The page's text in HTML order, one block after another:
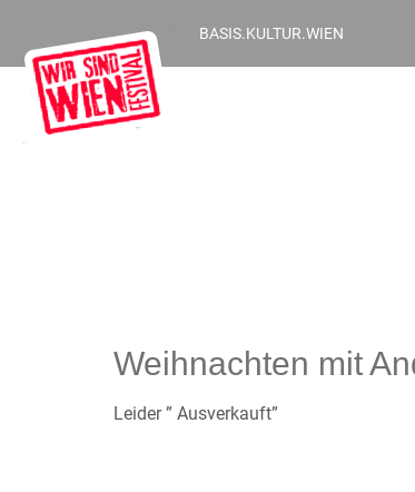
BASIS.KULTUR.WIEN
Weihnachten mit
Leider ” Ausverkauft”